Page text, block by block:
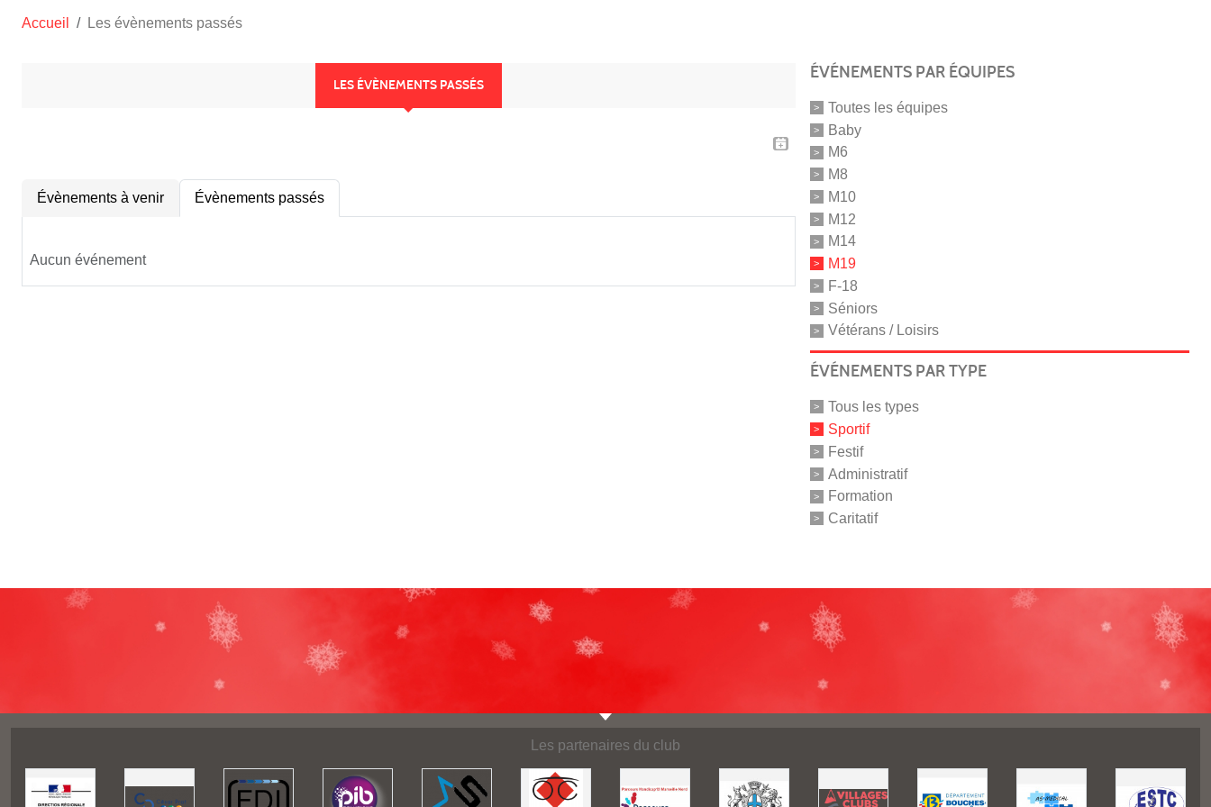
Accueil Les évènements passés
LES ÉVÈNEMENTS PASSÉS
Évènements à venir Évènements passés
Aucun événement
ÉVÉNEMENTS PAR ÉQUIPES
Toutes les équipes
Baby
M6
M8
M10
M12
M14
M19
F-18
Séniors
Vétérans / Loisirs
ÉVÉNEMENTS PAR TYPE
Tous les types
Sportif
Festif
Administratif
Formation
Caritatif
Les partenaires du club